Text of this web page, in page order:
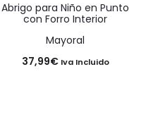
Abrigo para Niño en Punto
con Forro Interior
Mayoral
37,99€ Iva Incluido